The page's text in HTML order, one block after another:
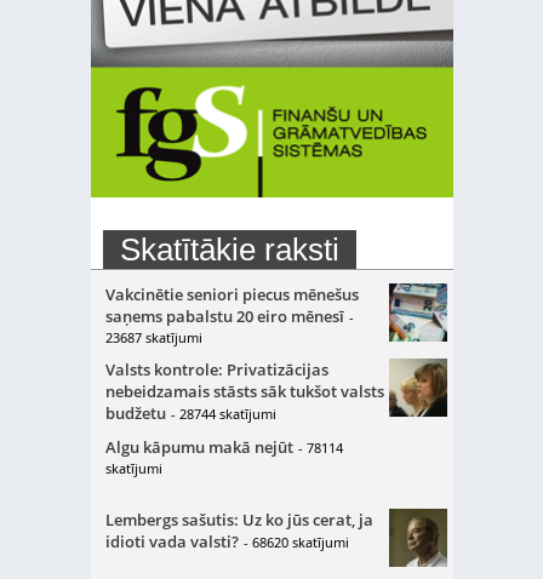
Skatītākie raksti
Vakcinētie seniori piecus mēnešus
saņems pabalstu 20 eiro mēnesī -
23687 skatījumi
Valsts kontrole: Privatizācijas
nebeidzamais stāsts sāk tukšot valsts
budžetu - 28744 skatījumi
Algu kāpumu makā nejūt - 78114
skatījumi
Lembergs sašutis: Uz ko jūs cerat, ja
idioti vada valsti? - 68620 skatījumi